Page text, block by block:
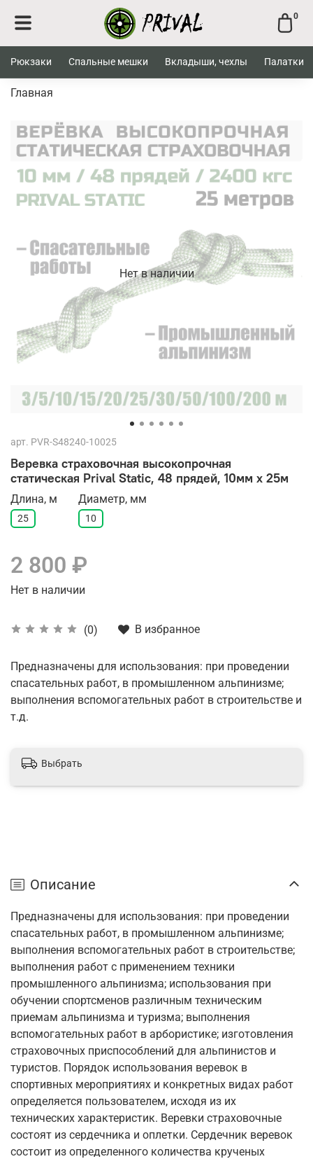
0
Рюкзаки Спальные мешки Вкладыши, чехлы Палатки
Главная
Нет в наличии
арт. PVR-S48240-10025
Веревка страховочная высокопрочная
статическая Prival Static, 48 прядей, 10мм х 25м
(0) В избранное
Длина, м
25
Диаметр, мм
10
2 800 ₽
Нет в наличии
Предназначены для использования: при проведении
спасательных работ, в промышленном альпинизме;
выполнения вспомогательных работ в строительстве и
т.д.
Выбрать
Описание
Предназначены для использования: при проведении
спасательных работ, в промышленном альпинизме;
выполнения вспомогательных работ в строительстве;
выполнения работ с применением техники
промышленного альпинизма; использования при
обучении спортсменов различным техническим
приемам альпинизма и туризма; выполнения
вспомогательных работ в арбористике; изготовления
страховочных приспособлений для альпинистов и
туристов. Порядок использования веревок в
спортивных мероприятиях и конкретных видах работ
определяется пользователем, исходя из их
технических характеристик. Веревки страховочные
состоят из сердечника и оплетки. Сердечник веревок
состоит из определенного количества крученых